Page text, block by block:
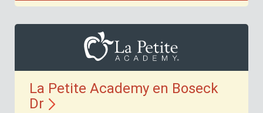
La Petite Academy en Boseck
Dr